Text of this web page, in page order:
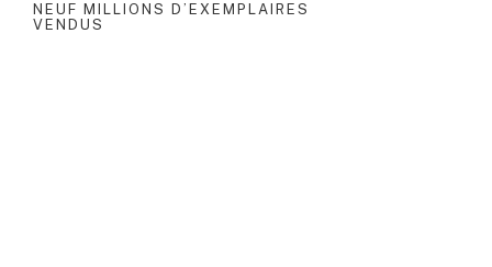
NEUF MILLIONS D’EXEMPLAIRES
VENDUS